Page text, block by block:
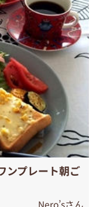
ンプレート朝ご
Nero’sさん